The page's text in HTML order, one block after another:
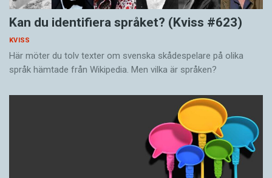
Kan du identifiera språket? (Kviss #623)
KVISS
Här möter du tolv texter om svenska skådespelare på olika
språk hämtade från Wikipedia. Men vilka är språken?